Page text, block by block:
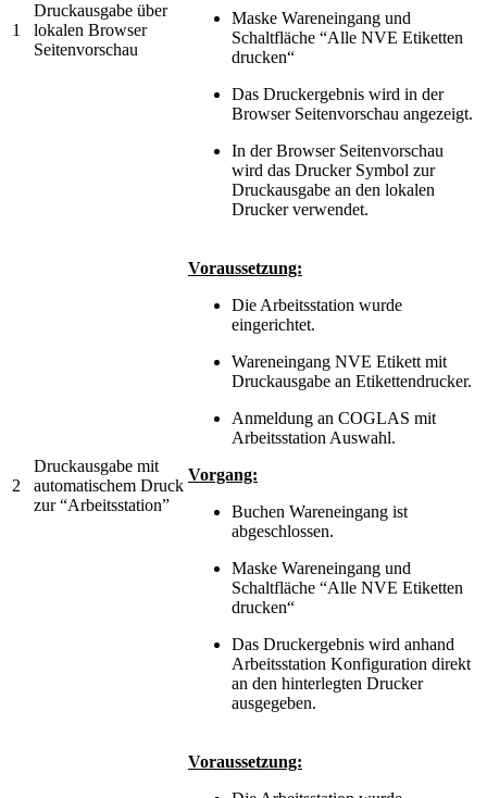
1
Druckausgabe über
lokalen Browser
Seitenvorschau
Maske Wareneingang und
Schaltfläche “Alle NVE Etiketten
drucken“
Das Druckergebnis wird in der
Browser Seitenvorschau angezeigt.
In der Browser Seitenvorschau
wird das Drucker Symbol zur
Druckausgabe an den lokalen
Drucker verwendet.
2
Druckausgabe mit
automatischem Druck
zur “Arbeitsstation”
Voraussetzung:
Die Arbeitsstation wurde
eingerichtet.
Wareneingang NVE Etikett mit
Druckausgabe an Etikettendrucker.
Anmeldung an COGLAS mit
Arbeitsstation Auswahl.
Vorgang:
Buchen Wareneingang ist
abgeschlossen.
Maske Wareneingang und
Schaltfläche “Alle NVE Etiketten
drucken“
Das Druckergebnis wird anhand
Arbeitsstation Konfiguration direkt
an den hinterlegten Drucker
ausgegeben.
Voraussetzung: